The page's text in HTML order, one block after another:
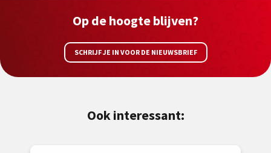
Op de hoogte blijven?
SCHRIJF JE IN VOOR DE NIEUWSBRIEF
Ook interessant: